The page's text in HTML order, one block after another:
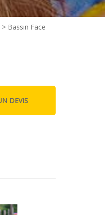
> Bassin Face